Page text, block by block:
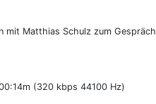
mit Matthias Schulz zum Gespräch
(320 kbps 44100 Hz)